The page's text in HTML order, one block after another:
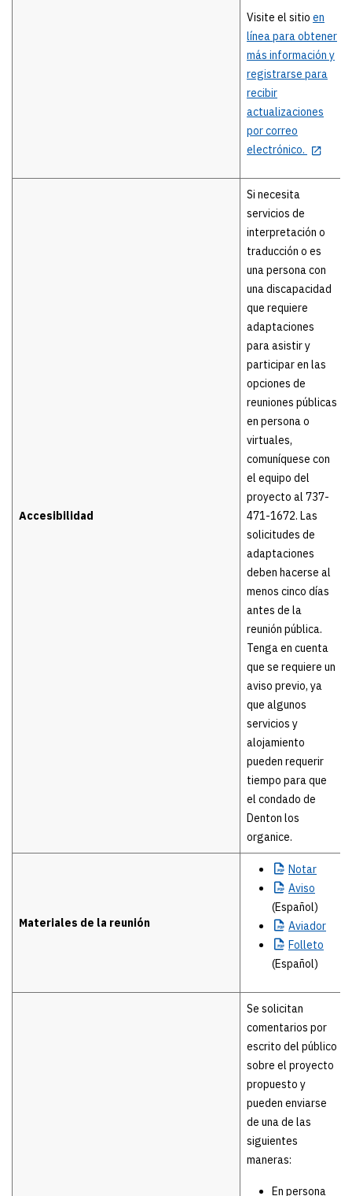
Visite el sitio en
línea para obtener
más información y
registrarse para
recibir
actualizaciones
por correo
electrónico.
Accesibilidad
Si necesita
servicios de
interpretación o
traducción o es
una persona con
una discapacidad
que requiere
adaptaciones
para asistir y
participar en las
opciones de
reuniones públicas
en persona o
virtuales,
comuníquese con
el equipo del
proyecto al 737-
471-1672. Las
solicitudes de
adaptaciones
deben hacerse al
menos cinco días
antes de la
reunión pública.
Tenga en cuenta
que se requiere un
aviso previo, ya
que algunos
servicios y
alojamiento
pueden requerir
tiempo para que
el condado de
Denton los
organice.
Materiales de la reunión
Notar
Aviso
(Español)
Aviador
Folleto
(Español)
Se solicitan
comentarios por
escrito del público
sobre el proyecto
propuesto y
pueden enviarse
de una de las
siguientes
maneras:
En persona